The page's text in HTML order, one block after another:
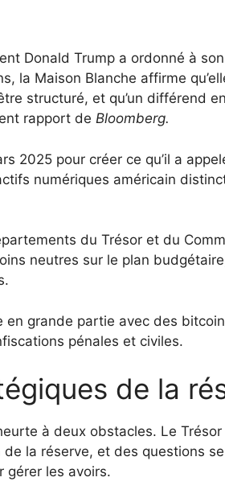
Donald Trump a ordonné à
la Maison Blanche affirme
structuré, et qu’un différend
rapport de Bloomberg.
2025 pour créer ce qu’il a
numériques américain
du Trésor et du
neutres sur le plan
en grande partie avec des
pénales et civiles.
de la
à deux obstacles. Le
la réserve, et des questions
gérer les avoirs.